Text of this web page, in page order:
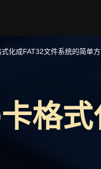
化成FAT32文件系统的简单方
格